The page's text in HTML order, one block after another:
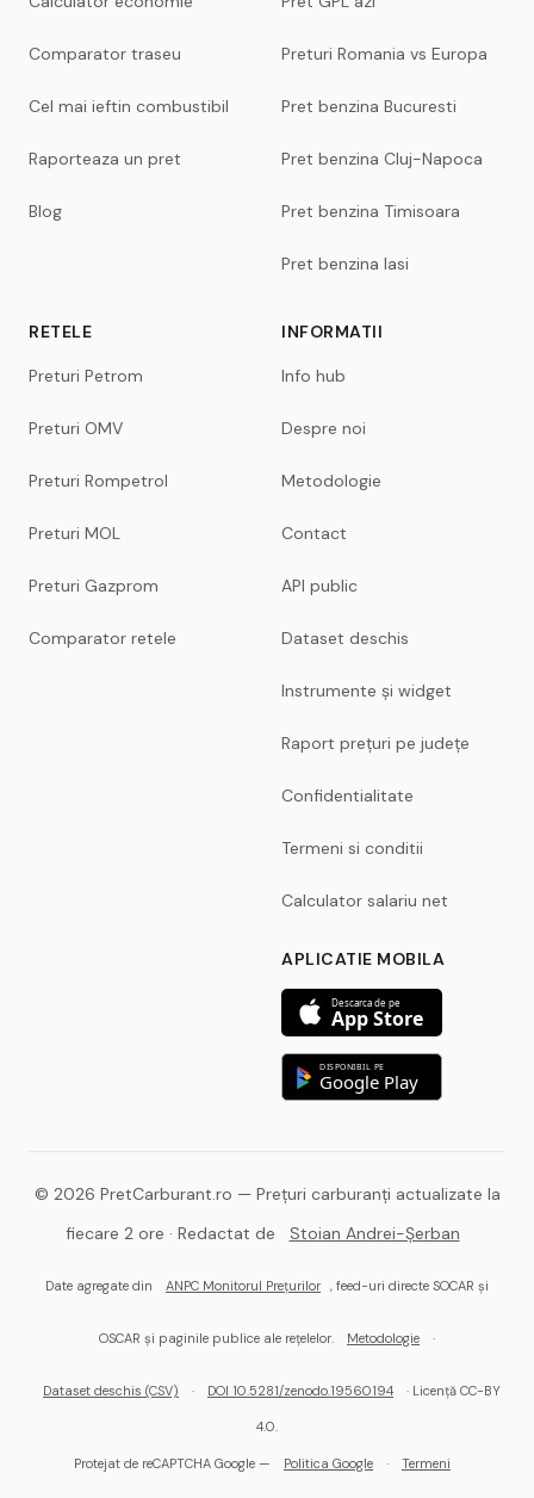
Comparator traseu
Cel mai ieftin combustibil
Raporteaza un pret
Blog
Preturi Romania vs Europa
Pret benzina Bucuresti
Pret benzina Cluj-Napoca
Pret benzina Timisoara
Pret benzina Iasi
RETELE
Preturi Petrom
Preturi OMV
Preturi Rompetrol
Preturi MOL
Preturi Gazprom
Comparator retele
INFORMATII
Info hub
Despre noi
Metodologie
Contact
API public
Dataset deschis
Instrumente și widget
Raport prețuri pe județe
Confidentialitate
Termeni si conditii
Calculator salariu net
APLICATIE MOBILA
Descarca de pe
App Store
DISPONIBIL PE
Google Play
© 2026 PretCarburant.ro — Prețuri carburanți actualizate la
fiecare 2 ore · Redactat de
Stoian Andrei-Șerban
Date agregate din ANPC Monitorul Prețurilor , feed-uri directe SOCAR și
OSCAR și paginile publice ale rețelelor. Metodologie ·
Dataset deschis (CSV) · DOI 10.5281/zenodo.19560194 · Licență CC-BY
4.0.
Protejat de reCAPTCHA Google — Politica Google · Termeni